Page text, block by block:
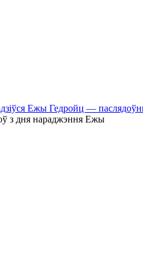
Ежы Гедройц —
з дня нараджэння Ежы